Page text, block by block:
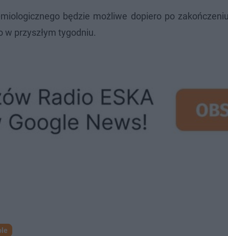
będzie możliwe dopiero po
w przyszłym tygodniu.